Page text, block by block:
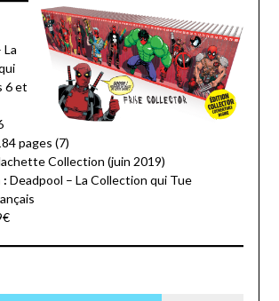
La
6 et
pages (7)
Collection (juin 2019)
: Deadpool – La Collection qui Tue